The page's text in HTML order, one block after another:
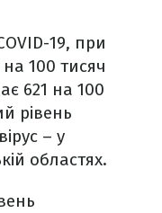
19, при
100 тисяч
621 на 100
рівень
– у
областях.